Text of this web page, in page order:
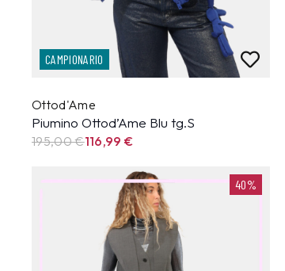
CAMPIONARIO
Ottod'Ame
Piumino Ottod’Ame Blu tg.S
195,00 €116,99€
40%